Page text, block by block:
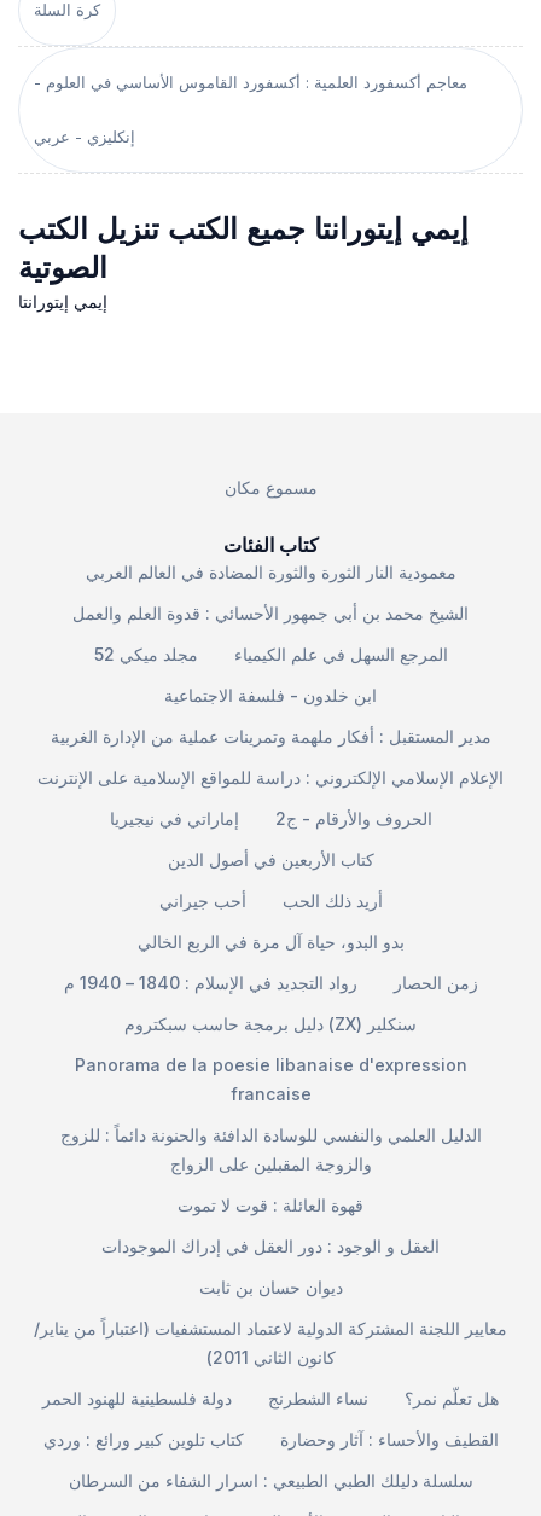
كرة السلة
معاجم أكسفورد العلمية : أكسفورد القاموس الأساسي في العلوم -
إنكليزي - عربي
إيمي إيتورانتا جميع الكتب تنزيل الكتب
الصوتية
إيمي إيتورانتا
مسموع مكان
كتاب الفئات
معمودية النار الثورة والثورة المضادة في العالم العربي
الشيخ محمد بن أبي جمهور الأحسائي : قدوة العلم والعمل
مجلد ميكي 52
المرجع السهل في علم الكيمياء
ابن خلدون - فلسفة الاجتماعية
مدير المستقبل : أفكار ملهمة وتمرينات عملية من الإدارة الغربية
الإعلام الإسلامي الإلكتروني : دراسة للمواقع الإسلامية على الإنترنت
إماراتي في نيجيريا
الحروف والأرقام - ج2
كتاب الأربعين في أصول الدين
أحب جيراني
أريد ذلك الحب
بدو البدو، حياة آل مرة في الربع الخالي
رواد التجديد في الإسلام : 1840 – 1940 م
زمن الحصار
دليل برمجة حاسب سبكتروم (ZX) سنكلير
Panorama de la poesie libanaise d'expression
francaise
الدليل العلمي والنفسي للوسادة الدافئة والحنونة دائماً : للزوج
والزوجة المقبلين على الزواج
قهوة العائلة : قوت لا تموت
العقل و الوجود : دور العقل في إدراك الموجودات
ديوان حسان بن ثابت
معايير اللجنة المشتركة الدولية لاعتماد المستشفيات (اعتباراً من يناير/
كانون الثاني 2011)
دولة فلسطينية للهنود الحمر
نساء الشطرنج
هل تعلّم نمر؟
كتاب تلوين كبير ورائع : وردي
القطيف والأحساء : آثار وحضارة
سلسلة دليلك الطبي الطبيعي : اسرار الشفاء من السرطان